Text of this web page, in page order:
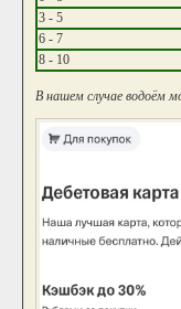
3 - 5
6 - 7
8 - 10
В нашем случае водоём